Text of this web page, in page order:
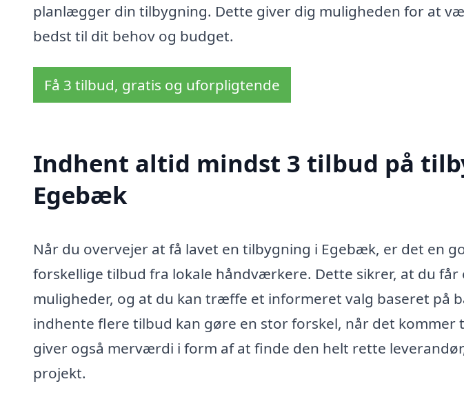
planlægger din tilbygning. Dette giver dig muligheden for at
bedst til dit behov og budget.
Få 3 tilbud, gratis og uforpligtende
Indhent altid mindst 3 tilbud på
Egebæk
Når du overvejer at få lavet en tilbygning i Egebæk, er det en
forskellige tilbud fra lokale håndværkere. Dette sikrer, at du
muligheder, og at du kan træffe et informeret valg baseret på
indhente flere tilbud kan gøre en stor forskel, når det kommer
giver også merværdi i form af at finde den helt rette
projekt.